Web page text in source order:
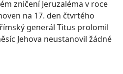
zničení Jeruzaléma v roce
na 17. den čtvrtého
generál Titus prolomil
Jehova neustanovil žádné